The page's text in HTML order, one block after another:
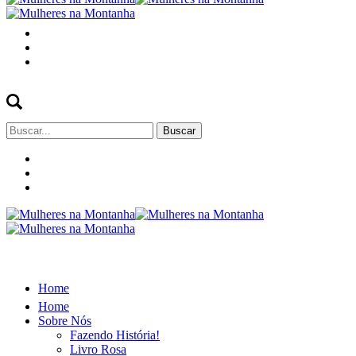
Buscar
por:
Home
Home
Sobre Nós
Fazendo História!
Livro Rosa